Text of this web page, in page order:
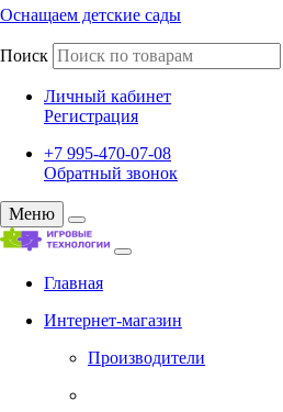
Оснащаем детские сады
Поиск
Личный кабинет
Регистрация
+7 995-470-07-08
Обратный звонок
Меню
Главная
Интернет-магазин
Производители